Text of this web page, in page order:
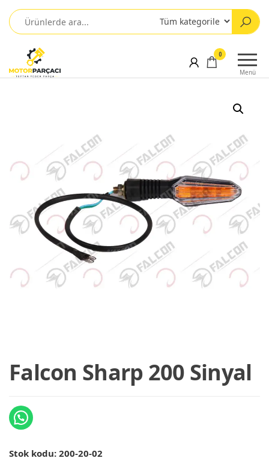
Menü
0
Falcon Sharp 200 Sinyal
Stok kodu: 200-20-02